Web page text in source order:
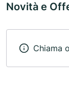
Novità e
Chiama